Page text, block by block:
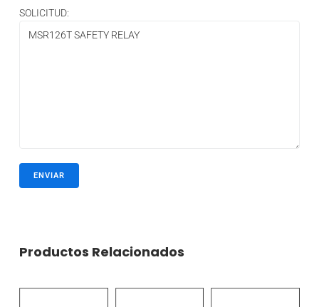
SOLICITUD:
Productos Relacionados